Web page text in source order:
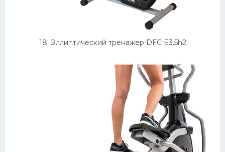
18. Эллиптический тренажер DFC E3.5h2